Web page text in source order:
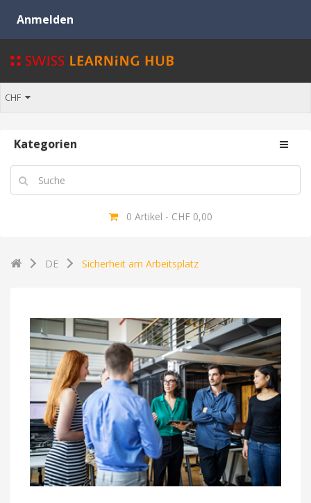
CHF
Kategorien
0 Artikel - CHF 0,00
DE Sicherheit am Arbeitsplatz